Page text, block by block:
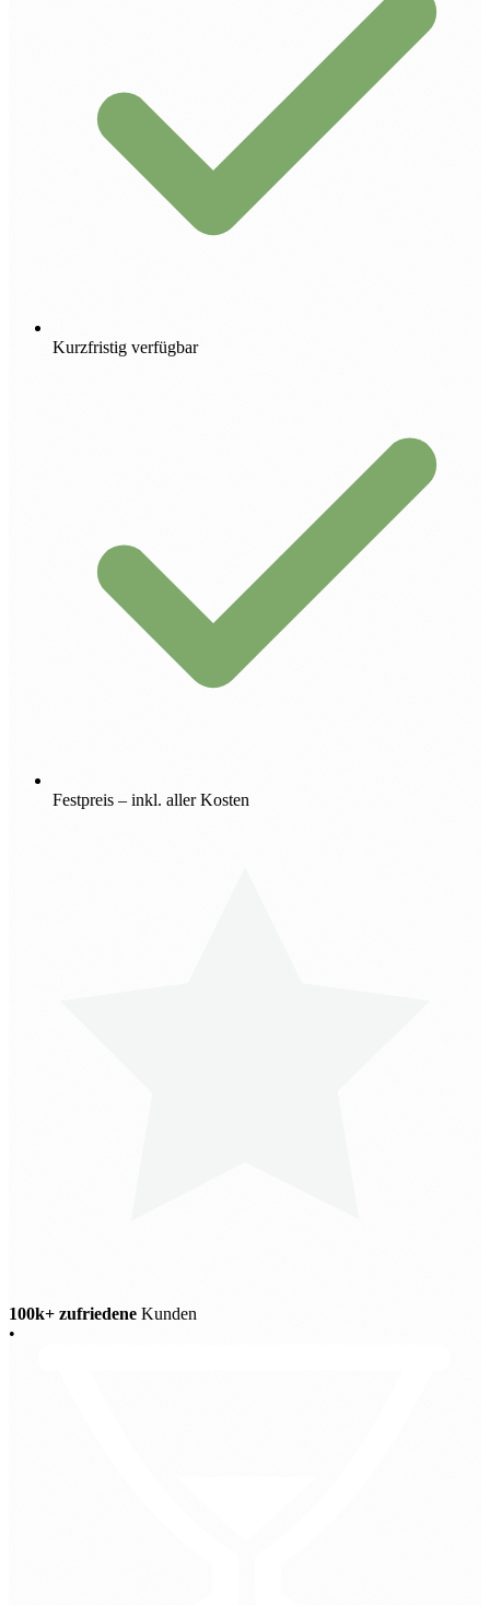
Kurzfristig verfügbar
Festpreis – inkl. aller Kosten
100k+ zufriedene Kunden
•